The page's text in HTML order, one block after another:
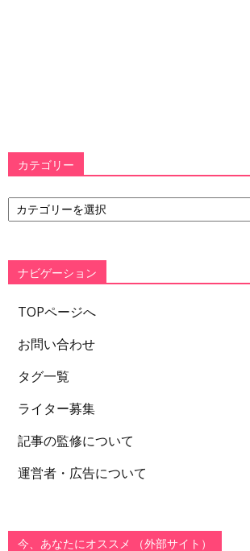
カテゴリー
カ
テ
ー
ナビゲーション
TOPページへ
お問い合わせ
タグ一覧
ライター募集
記事の監修について
運営者・広告について
今、あなたにオススメ （外部サイト）